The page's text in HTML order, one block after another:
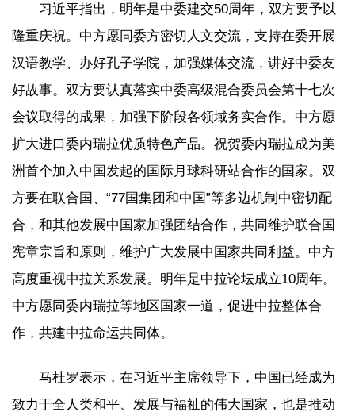
习近平指出，明年是中委建交50周年，双方要予以
隆重庆祝。中方愿同委方密切人文交流，支持在委开展
汉语教学、办好孔子学院，加强媒体交流，讲好中委友
好故事。双方要认真落实中委高级混合委员会第十七次
会议取得的成果，加强下阶段各领域务实合作。中方愿
扩大进口委内瑞拉优质特色产品。祝贺委内瑞拉成为美
洲首个加入中国发起的国际月球科研站合作的国家。双
方要在联合国、“77国集团和中国”等多边机制中密切配
合，和其他发展中国家加强团结合作，共同维护联合国
宪章宗旨和原则，维护广大发展中国家共同利益。中方
高度重视中拉关系发展。明年是中拉论坛成立10周年。
中方愿同委内瑞拉等地区国家一道，促进中拉整体合
作，共建中拉命运共同体。
马杜罗表示，在习近平主席领导下，中国已经成为
致力于全人类和平、发展与福祉的伟大国家，也是推动